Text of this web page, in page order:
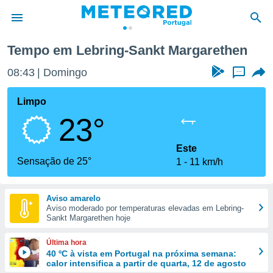
da
foi
fornecidas
a este
das
e
forma
digital
Tempo em Lebring-Sankt Margarethen
08:43 Domingo ...
Limpo
23°
Sensação de 25°
Este
1
11 km/h
Aviso amarelo
Aviso moderado por temperaturas elevadas em Lebring-
Sankt Margarethen hoje
Última hora
40 ºC à vista em Portugal na próxima semana:
calor intensifica a partir de quarta, 12 de agosto